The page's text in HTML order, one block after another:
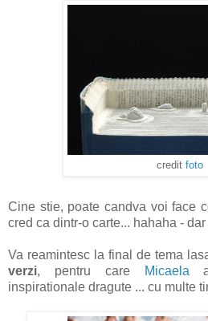
credit foto
Cine stie, poate candva voi face
cred ca dintr-o carte... hahaha -
Va reamintesc la final de tema
verzi, pentru care Micaela a
inspirationale dragute ... cu multe